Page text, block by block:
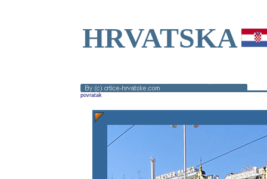
HRVATSKA
povratak